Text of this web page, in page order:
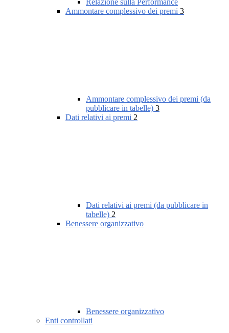
Relazione sulla Performance
Ammontare complessivo dei premi 3
Ammontare complessivo dei premi (da
pubblicare in tabelle) 3
Dati relativi ai premi 2
Dati relativi ai premi (da pubblicare in
tabelle) 2
Benessere organizzativo
Benessere organizzativo
Enti controllati